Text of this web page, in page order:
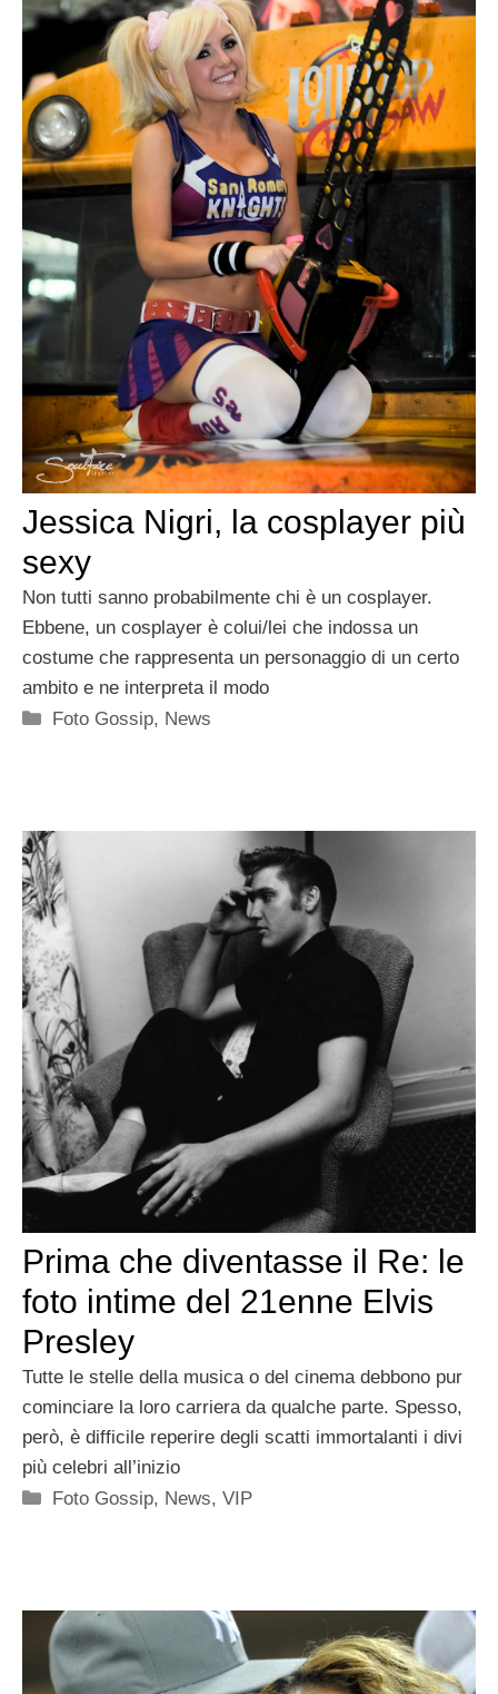
Jessica Nigri, la cosplayer più
sexy
Non tutti sanno probabilmente chi è un cosplayer.
Ebbene, un cosplayer è colui/lei che indossa un
costume che rappresenta un personaggio di un certo
ambito e ne interpreta il modo
Categorie
Foto Gossip, News
Prima che diventasse il Re: le
foto intime del 21enne Elvis
Presley
Tutte le stelle della musica o del cinema debbono pur
cominciare la loro carriera da qualche parte. Spesso,
però, è difficile reperire degli scatti immortalanti i divi
più celebri all’inizio
Categorie
Foto Gossip, News,VIP